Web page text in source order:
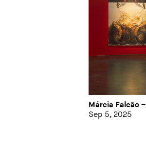
Márcia Falcão
Sep 5, 2025